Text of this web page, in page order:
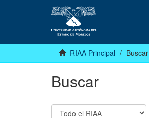
RIAA Principal Buscar
Buscar